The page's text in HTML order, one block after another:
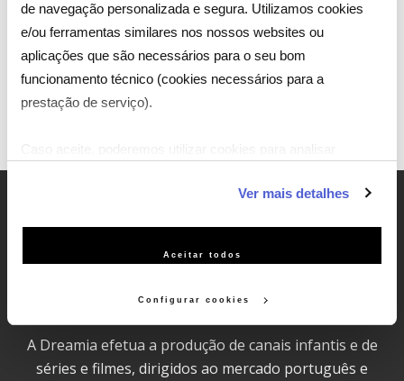
de navegação personalizada e segura. Utilizamos cookies
e/ou ferramentas similares nos nossos websites ou
aplicações que são necessários para o seu bom
funcionamento técnico (cookies necessários para a
prestação de serviço).
serviço às suas preferências e apresentar-lhe
publicidade personalizada). Pode gerir a utilização dos
Ver mais detalhes
Aceitar todos
Configurar cookies
como objectivo infligir o caos na sua nova família e na
alta sociedade da Florida.
A Dreamia efetua a produção de canais infantis e de
séries e filmes, dirigidos ao mercado português e